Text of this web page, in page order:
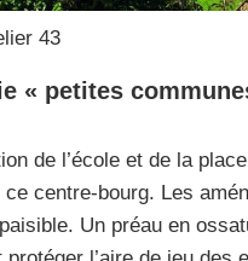
43
« petites
de l’école et de la
centre-bourg. Les
Un préau en